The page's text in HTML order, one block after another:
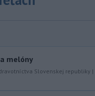
melóny
Slovenskej republiky |